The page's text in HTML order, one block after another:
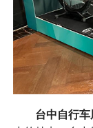
台中自行车